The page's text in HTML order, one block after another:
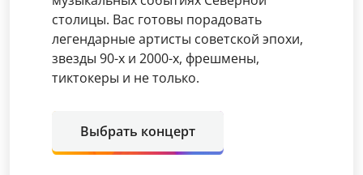
столицы. Вас готовы порадовать
легендарные артисты советской эпохи,
звезды 90-х и 2000-х, фрешмены,
тиктокеры и не только.
Выбрать концерт